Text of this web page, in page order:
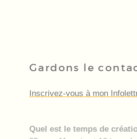
Gardons le
Inscrivez-vous à mon
Quel est le temps de